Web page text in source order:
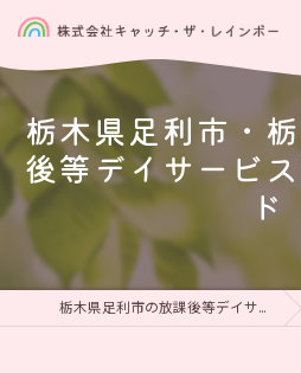
栃木県足利市・
後等デイサービ
ド
栃木県足利市の放課後等デイサービスなら児童発達支援と放課後等デイサービス 虹をつかもう